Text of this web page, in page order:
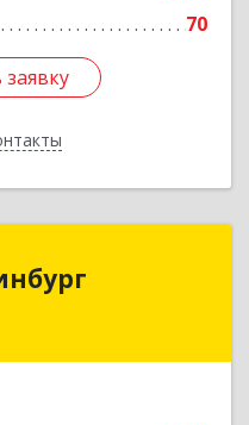
70
Екатеринбург
Екатеринбург г, 8